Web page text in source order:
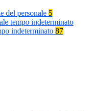
del personale 5
tempo indeterminato
indeterminato 87